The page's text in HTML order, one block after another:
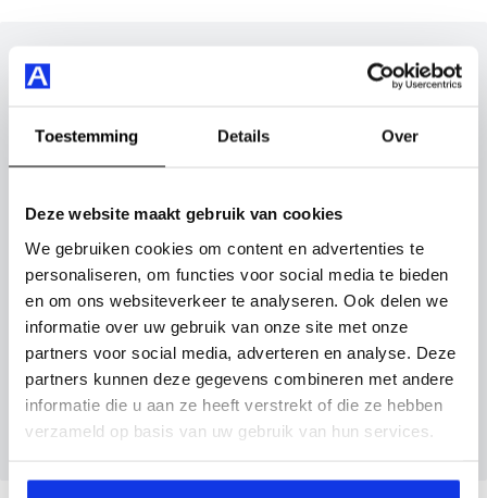
Toestemming Details Over
Deze website maakt gebruik van cookies
We gebruiken cookies om content en advertenties te
personaliseren, om functies voor social media te bieden
en om ons websiteverkeer te analyseren. Ook delen we
informatie over uw gebruik van onze site met onze
partners voor social media, adverteren en analyse. Deze
partners kunnen deze gegevens combineren met andere
informatie die u aan ze heeft verstrekt of die ze hebben
verzameld op basis van uw gebruik van hun services.
direct online.
Inruilvoorstel op deze auto?
inruilauto mee te sturen.
Inruilvoorstel aanvragen
Wanneer je foto’s meestuurt ontvang je op
maandag tot en met vrijdag binnen enkele uren
een voorstel.